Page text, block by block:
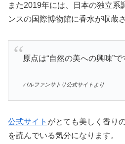
また2019年には、日本の独立系
ンスの国際博物館に香水が収蔵
原点は“自然の美への興味”で
パルファンサトリ公式サイトより
公式サイト がとても美しく香り
を読んでいる気分になります。